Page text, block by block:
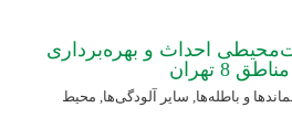
احداث و بهره‌برداری
8 تهران
و باطله‌ها, سایر آلودگی‌ها, محیط